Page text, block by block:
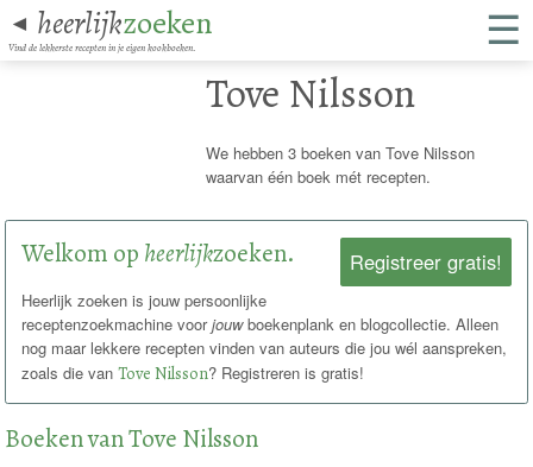
◄ heerlijkzoeken
Vind de lekkerste recepten in je eigen kookboeken. ☰
Tove Nilsson
We hebben 3 boeken van Tove Nilsson
waarvan één boek mét recepten.
Registreer gratis!
Welkom op heerlijkzoeken.
Heerlijk zoeken is jouw persoonlijke
receptenzoekmachine voorjouwboekenplank en blogcollectie. Alleen
nog maar lekkere recepten vinden van auteurs die jou wél aanspreken,
zoals die vanTove Nilsson? Registreren is gratis!
Boeken van Tove Nilsson